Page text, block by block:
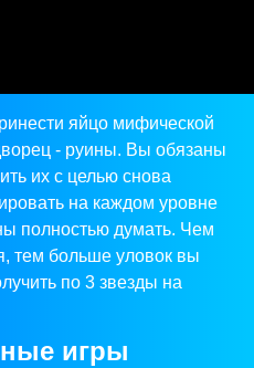
яйцо мифической
- руины. Вы обязаны
их с целью снова
на каждом уровне
полностью думать. Чем
тем больше уловок вы
по 3 звезды на
игры